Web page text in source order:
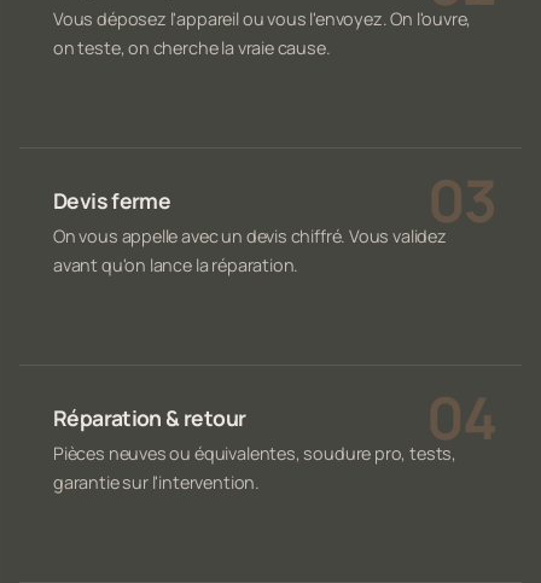
Vous déposez l'appareil ou vous l'envoyez. On l'ouvre,
on teste, on cherche la vraie cause.
Devis ferme
On vous appelle avec un devis chiffré. Vous validez
avant qu'on lance la réparation.
Réparation & retour
Pièces neuves ou équivalentes, soudure pro, tests,
garantie sur l'intervention.